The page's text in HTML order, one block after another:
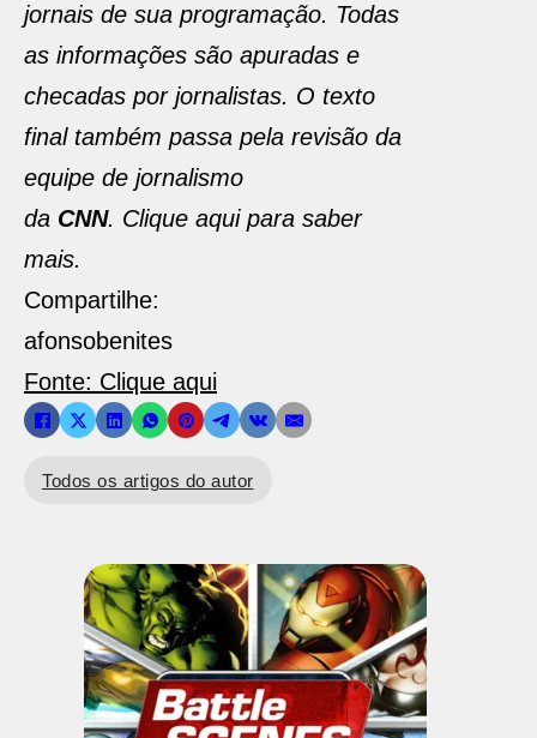
jornais de sua programação. Todas
as informações são apuradas e
checadas por jornalistas. O texto
final também passa pela revisão da
equipe de jornalismo
da CNN. Clique aqui para saber
mais.
Compartilhe:
afonsobenites
Fonte: Clique aqui
Todos os artigos do autor